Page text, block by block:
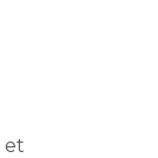
et